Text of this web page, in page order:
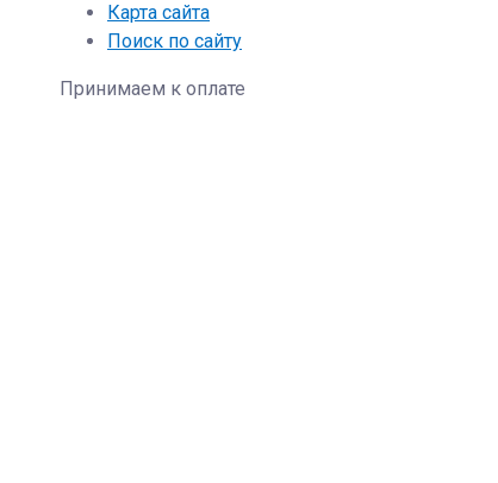
Карта сайта
Поиск по сайту
Принимаем к оплате